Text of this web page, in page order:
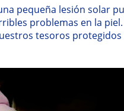
pequeña lesión solar
problemas en la
tesoros protegidos